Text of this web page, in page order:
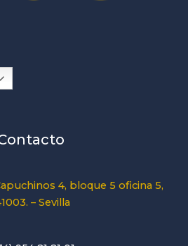
4, bloque 5 oficina 5,
– Sevilla